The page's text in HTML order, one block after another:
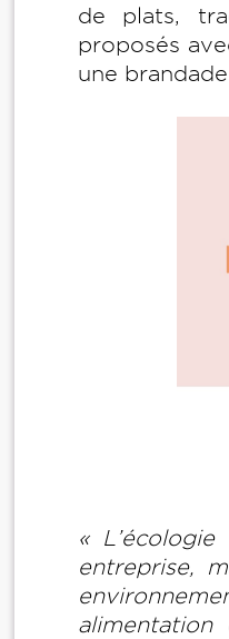
de plats,
proposés
une
«
entreprise,